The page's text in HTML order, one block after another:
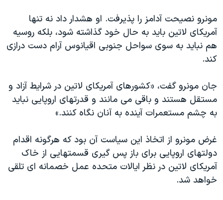
مونرو نصیحت آدامز را پذیرفت. او هشدار داد نه تنها
آمریکای لاتین باید به حال خود گذاشته شود، بلکه روسیه
هم نباید به سوی سواحل جنوبی اقیانوس آرام دست درازی
کند.
جان مونرو گفت، «کشورهای آمریکای لاتین در شرایط آزاد و
مستقل هستند و باقی می مانند و قدرتهای اروپایی نباید
به چشم مستعمرات آینده به آنان نگاه کنند.»
غرض مونرو از اتخاذ این سیاست آن بود که هرگونه اقدام
دولتهای اروپایی برای باز پس گیری قسمتهایی از خاک
آمریکای لاتین در نظر ایالات متحده عمل خصمانه ای تلقی
خواهد شد.